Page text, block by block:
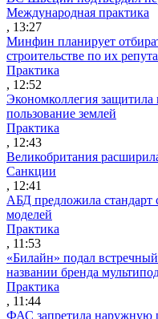
Международная практика
, 13:27
Минфин планирует
строительстве по их
Практика
, 12:52
Экономколлегия
пользование землей
Практика
, 12:43
Великобритания
Санкции
, 12:41
АБД предложила
моделей
Практика
, 11:53
«Билайн» подал
названии бренда
Практика
, 11:44
ФАС запретила наружную